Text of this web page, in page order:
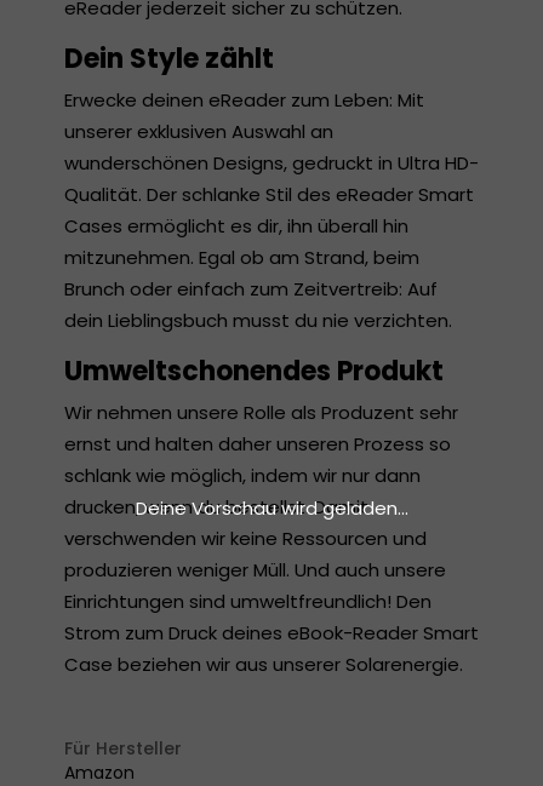
Deine Vorschau wird geladen...
eReader jederzeit sicher zu schützen.
Dein Style zählt
Erwecke deinen eReader zum Leben: Mit
unserer exklusiven Auswahl an
wunderschönen Designs, gedruckt in Ultra HD-
Qualität. Der schlanke Stil des eReader Smart
Cases ermöglicht es dir, ihn überall hin
mitzunehmen. Egal ob am Strand, beim
Brunch oder einfach zum Zeitvertreib: Auf
dein Lieblingsbuch musst du nie verzichten.
Umweltschonendes Produkt
Wir nehmen unsere Rolle als Produzent sehr
ernst und halten daher unseren Prozess so
schlank wie möglich, indem wir nur dann
drucken, wenn du bestellst. Damit
verschwenden wir keine Ressourcen und
produzieren weniger Müll. Und auch unsere
Einrichtungen sind umweltfreundlich! Den
Strom zum Druck deines eBook-Reader Smart
Case beziehen wir aus unserer Solarenergie.
Für Hersteller
Amazon